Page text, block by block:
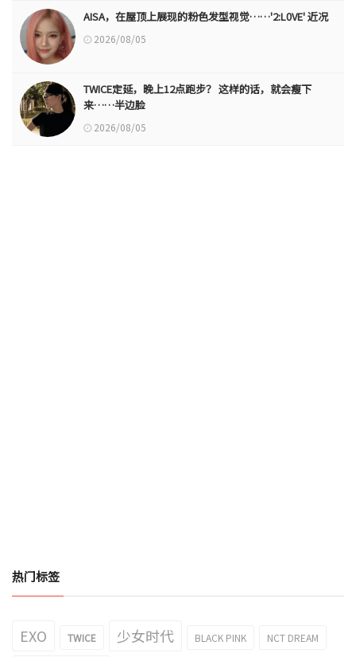
AISA，在屋顶上展现的粉色发型视觉……'2:L0VE' 近况
2026/08/05
TWICE定延，晚上12点跑步？ 这样的话，就会瘦下
来……半边脸
2026/08/05
热门标签
EXO TWICE 少女时代 BLACK PINK NCT DREAM